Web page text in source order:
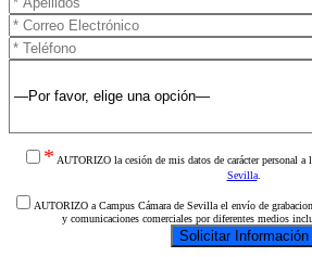
* AUTORIZO la cesión de mis datos de carácter personal a
Sevilla.
AUTORIZO a Campus Cámara de Sevilla el envío de
y comunicaciones comerciales por diferentes medios